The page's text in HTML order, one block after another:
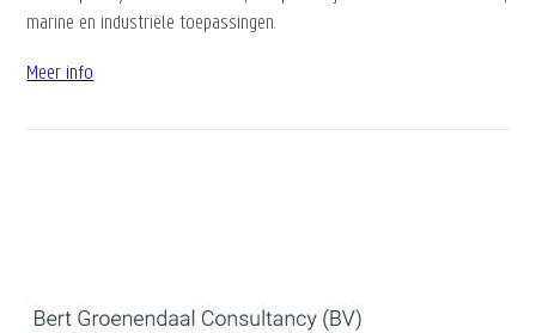
marine en industriële toepassingen.
Meer info